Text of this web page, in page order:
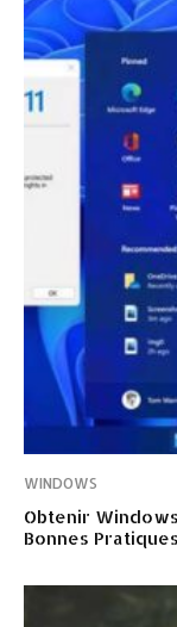
WINDOWS
Obtenir
Bonnes